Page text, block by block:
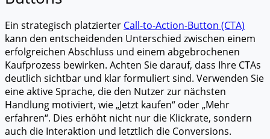
Ein strategisch platzierter Call-to-Action-Button (CTA)
kann den entscheidenden Unterschied zwischen einem
erfolgreichen Abschluss und einem abgebrochenen
Kaufprozess bewirken. Achten Sie darauf, dass Ihre CTAs
deutlich sichtbar und klar formuliert sind. Verwenden Sie
eine aktive Sprache, die den Nutzer zur nächsten
Handlung motiviert, wie „Jetzt kaufen“ oder „Mehr
erfahren“. Dies erhöht nicht nur die Klickrate, sondern
auch die Interaktion und letztlich die Conversions.